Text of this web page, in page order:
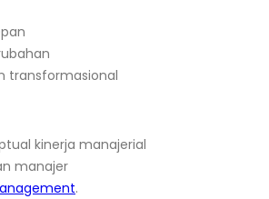
transformasional
kinerja manajerial
manajer
.